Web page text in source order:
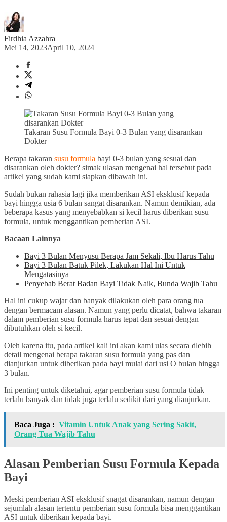
Firdhia Azzahra
Mei 14, 2023April 10, 2024
Takaran Susu Formula Bayi 0-3 Bulan yang disarankan
Dokter
Berapa takaran susu formula bayi 0-3 bulan yang sesuai dan
disarankan oleh dokter? simak ulasan mengenai hal tersebut pada
artikel yang sudah kami siapkan dibawah ini.
Sudah bukan rahasia lagi jika memberikan ASI eksklusif kepada
bayi hingga usia 6 bulan sangat disarankan. Namun demikian, ada
beberapa kasus yang menyebabkan si kecil harus diberikan susu
formula, untuk menggantikan pemberian ASI.
Bacaan Lainnya
Bayi 3 Bulan Menyusu Berapa Jam Sekali, Ibu Harus Tahu
Bayi 3 Bulan Batuk Pilek, Lakukan Hal Ini Untuk
Mengatasinya
Penyebab Berat Badan Bayi Tidak Naik, Bunda Wajib Tahu
Hal ini cukup wajar dan banyak dilakukan oleh para orang tua
dengan bermacam alasan. Namun yang perlu dicatat, bahwa takaran
dalam pemberian susu formula harus tepat dan sesuai dengan
dibutuhkan oleh si kecil.
Oleh karena itu, pada artikel kali ini akan kami ulas secara dlebih
detail mengenai berapa takaran susu formula yang pas dan
dianjurkan untuk diberikan pada bayi mulai dari usi O bulan hingga
3 bulan.
Ini penting untuk diketahui, agar pemberian susu formula tidak
terlalu banyak dan tidak juga terlalu sedikit dari yang dianjurkan.
Baca Juga : Vitamin Untuk Anak yang Sering Sakit,
Orang Tua Wajib Tahu
Alasan Pemberian Susu Formula Kepada
Bayi
Meski pemberian ASI eksklusif snagat disarankan, namun dengan
sejumlah alasan tertentu pemberian susu formula bisa menggantikan
ASI untuk diberikan kepada bayi.